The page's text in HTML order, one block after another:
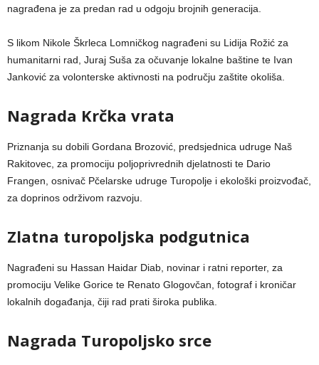
nagrađena je za predan rad u odgoju brojnih generacija.
S likom Nikole Škrleca Lomničkog nagrađeni su Lidija Rožić za
humanitarni rad, Juraj Suša za očuvanje lokalne baštine te Ivan
Janković za volonterske aktivnosti na području zaštite okoliša.
Nagrada Krčka vrata
Priznanja su dobili Gordana Brozović, predsjednica udruge Naš
Rakitovec, za promociju poljoprivrednih djelatnosti te Dario
Frangen, osnivač Pčelarske udruge Turopolje i ekološki proizvođač,
za doprinos održivom razvoju.
Zlatna turopoljska podgutnica
Nagrađeni su Hassan Haidar Diab, novinar i ratni reporter, za
promociju Velike Gorice te Renato Glogovčan, fotograf i kroničar
lokalnih događanja, čiji rad prati široka publika.
Nagrada Turopoljsko srce